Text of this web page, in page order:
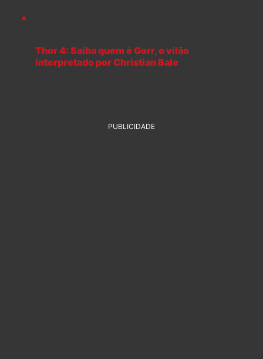
Thor 4: Saiba quem é Gorr, o vilão
interpretado por Christian Bale
PUBLICIDADE